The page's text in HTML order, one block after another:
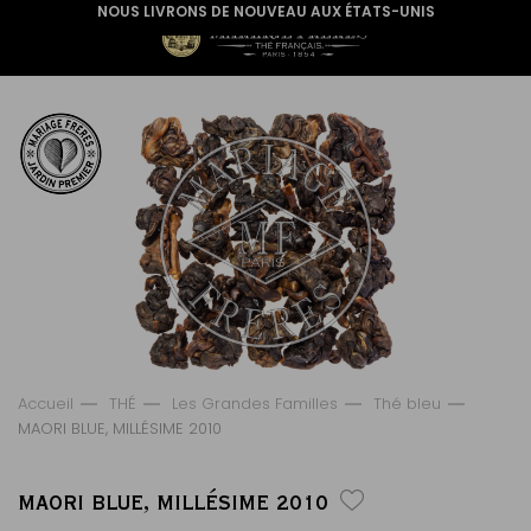
NOUS LIVRONS DE NOUVEAU AUX ÉTATS-UNIS
Accueil THÉ Les Grandes Familles
Thé bleu
MAORI BLUE, MILLÉSIME 2010
MAORI BLUE, MILLÉSIME 2010